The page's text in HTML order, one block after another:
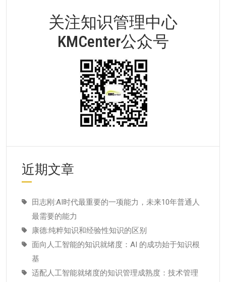
关注知识管理中心
KMCenter公众号
近期文章
田志刚:AI时代最重要的一项能力，未来10年普通人
最需要的能力
康德:纯粹知识和经验性知识的区别
面向人工智能的知识就绪度：AI 的成功始于知识根
基
适配人工智能就绪度的知识管理成熟度：技术管理